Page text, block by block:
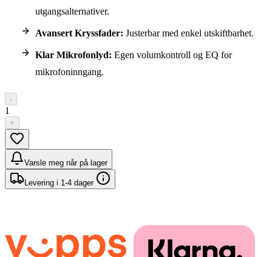
utgangsalternativer.
Avansert Kryssfader: Justerbar med enkel utskiftbarhet.
Klar Mikrofonlyd: Egen volumkontroll og EQ for
mikrofoninngang.
-
1
+
Varsle meg når på lager
Levering i 1-4 dager